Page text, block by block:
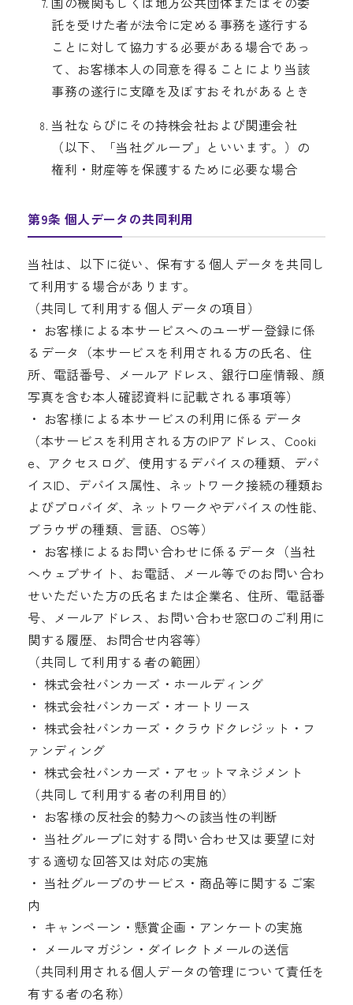
託を受けた者が法令に定める事務を遂行する
ことに対して協力する必要がある場合であっ
て、お客様本人の同意を得ることにより当該
事務の遂行に支障を及ぼすおそれがあるとき
当社ならびにその持株会社および関連会社
（以下、「当社グループ」といいます。）の
権利・財産等を保護するために必要な場合
第9条 個人データの共同利用
当社は、以下に従い、保有する個人データを共同し
て利用する場合があります。
（共同して利用する個人データの項目）
・ お客様による本サービスへのユーザー登録に係
るデータ（本サービスを利用される方の氏名、住
所、電話番号、メールアドレス、銀行口座情報、顔
写真を含む本人確認資料に記載される事項等）
・ お客様による本サービスの利用に係るデータ
（本サービスを利用される方のIPアドレス、Cooki
e、アクセスログ、使用するデバイスの種類、デバ
イスID、デバイス属性、ネットワーク接続の種類お
よびプロバイダ、ネットワークやデバイスの性能、
ブラウザの種類、言語、OS等）
・ お客様によるお問い合わせに係るデータ（当社
へウェブサイト、お電話、メール等でのお問い合わ
せいただいた方の氏名または企業名、住所、電話番
号、メールアドレス、お問い合わせ窓口のご利用に
関する履歴、お問合せ内容等）
（共同して利用する者の範囲）
・ 株式会社バンカーズ・ホールディング
・ 株式会社バンカーズ・オートリース
・ 株式会社バンカーズ・クラウドクレジット・フ
ァンディング
・ 株式会社バンカーズ・アセットマネジメント
（共同して利用する者の利用目的）
・ お客様の反社会的勢力への該当性の判断
・ 当社グループに対する問い合わせ又は要望に対
する適切な回答又は対応の実施
・ 当社グループのサービス・商品等に関するご案
内
・ キャンペーン・懸賞企画・アンケートの実施
・ メールマガジン・ダイレクトメールの送信
（共同利用される個人データの管理について責任を
有する者の名称）